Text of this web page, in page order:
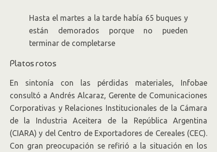
Hasta el martes a la tarde había 65 buques y
están demorados porque no pueden
terminar de completarse
Platos rotos
En sintonía con las pérdidas materiales, Infobae
consultó a Andrés Alcaraz, Gerente de Comunicaciones
Corporativas y Relaciones Institucionales de la Cámara
de la Industria Aceitera de la República Argentina
(CIARA) y del Centro de Exportadores de Cereales (CEC).
Con gran preocupación se refirió a la situación en los